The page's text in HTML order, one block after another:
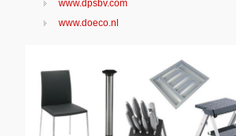
www.dpsbv.com
www.doeco.nl